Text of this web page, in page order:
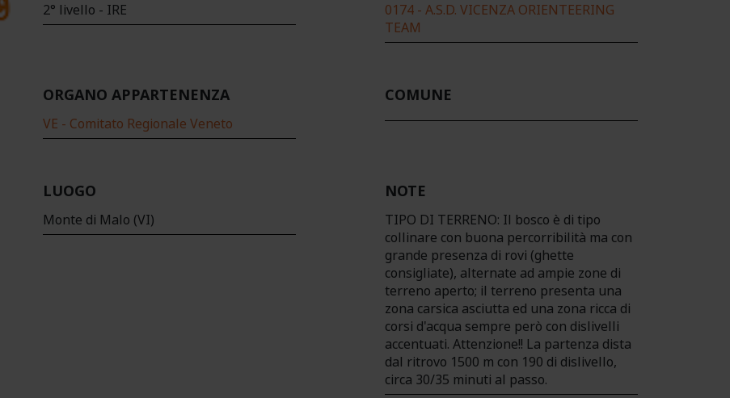
2° livello - IRE
0174 - A.S.D. VICENZA ORIENTEERING
TEAM
ORGANO APPARTENENZA
VE - Comitato Regionale Veneto
COMUNE
LUOGO
Monte di Malo (VI)
NOTE
TIPO DI TERRENO: Il bosco è di tipo
collinare con buona percorribilità ma con
grande presenza di rovi (ghette
consigliate), alternate ad ampie zone di
terreno aperto; il terreno presenta una
zona carsica asciutta ed una zona ricca di
corsi d'acqua sempre però con dislivelli
accentuati. Attenzione!! La partenza dista
dal ritrovo 1500 m con 190 di dislivello,
circa 30/35 minuti al passo.